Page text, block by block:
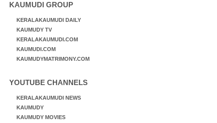
KAUMUDI GROUP
KERALAKAUMUDI DAILY
KAUMUDY TV
KERALAKAUMUDI.COM
KAUMUDI.COM
KAUMUDYMATRIMONY.COM
YOUTUBE CHANNELS
KERALAKAUMUDI NEWS
KAUMUDY
KAUMUDY MOVIES